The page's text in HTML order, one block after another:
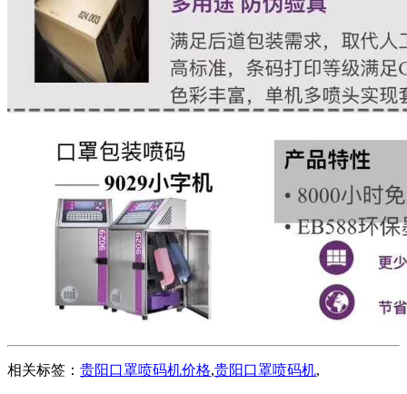
相关标签： 贵阳口罩喷码机价格,贵阳口罩喷码机,